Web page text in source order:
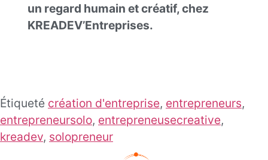
un regard humain et créatif, chez
KREADEV’Entreprises.
Étiqueté création d'entreprise, entrepreneurs,
entrepreneursolo, entrepreneusecreative,
kreadev, solopreneur